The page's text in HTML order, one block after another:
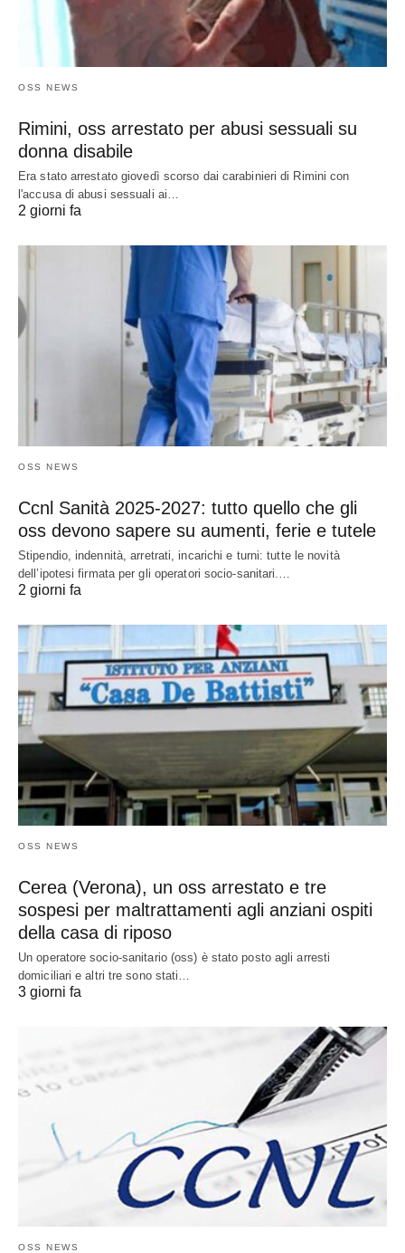
OSS NEWS
Rimini, oss arrestato per abusi sessuali su
donna disabile
Era stato arrestato giovedì scorso dai carabinieri di Rimini con
l'accusa di abusi sessuali ai…
2 giorni fa
OSS NEWS
Ccnl Sanità 2025-2027: tutto quello che gli
oss devono sapere su aumenti, ferie e tutele
Stipendio, indennità, arretrati, incarichi e turni: tutte le novità
dell’ipotesi firmata per gli operatori socio-sanitari.…
2 giorni fa
OSS NEWS
Cerea (Verona), un oss arrestato e tre
sospesi per maltrattamenti agli anziani ospiti
della casa di riposo
Un operatore socio-sanitario (oss) è stato posto agli arresti
domiciliari e altri tre sono stati…
3 giorni fa
OSS NEWS